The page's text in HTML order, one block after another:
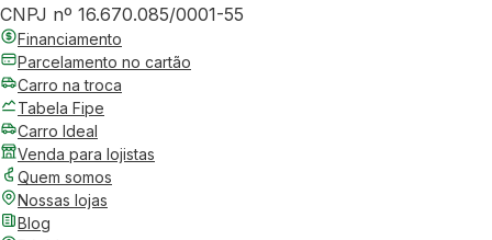
CNPJ nº 16.670.085/0001-55
Financiamento
Parcelamento no cartão
Carro na troca
Tabela Fipe
Carro Ideal
Venda para lojistas
Quem somos
Nossas lojas
Blog